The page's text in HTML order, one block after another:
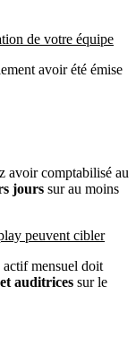
de votre équipe
avoir été émise
avoir comptabilisé au
jours sur au moins
peuvent cibler
mensuel doit
auditrices sur le